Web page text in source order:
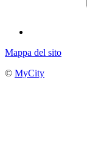
Mappa del sito
© MyCity